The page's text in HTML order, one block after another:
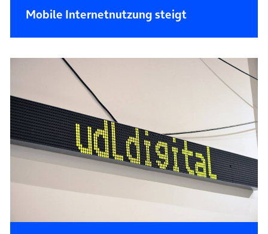
Mobile Internetnutzung steigt